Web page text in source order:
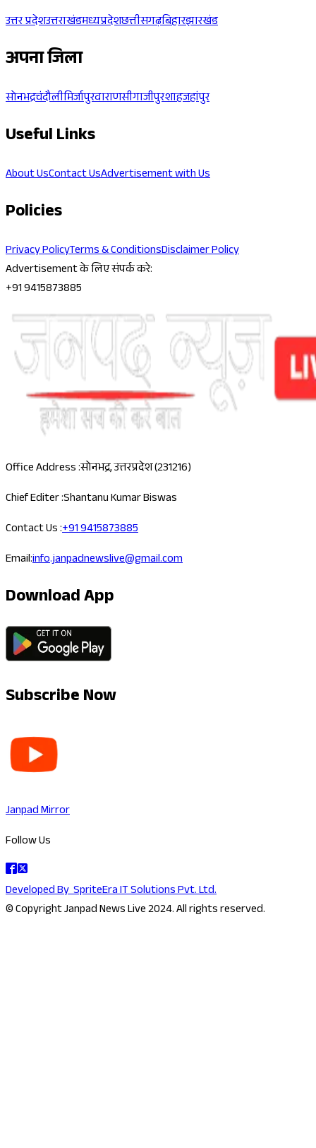
उत्तर प्रदेशउत्तराखंडमध्यप्रदेशछत्तीसगढ़बिहारझारखंड
अपना जिला
सोनभद्रचंदौलीमिर्जापुरवाराणसीगाजीपुरशाहजहांपुर
Useful Links
About UsContact UsAdvertisement with Us
Policies
Privacy PolicyTerms & ConditionsDisclaimer Policy
Advertisement के लिए संपर्क करे:
+91 9415873885
Office Address :सोनभद्र, उत्तरप्रदेश (231216)
Chief Editer :Shantanu Kumar Biswas
Contact Us :+91 9415873885
Email:info.janpadnewslive@gmail.com
Download App
Subscribe Now
Janpad Mirror
Follow Us
Developed BySpriteEra IT Solutions Pvt. Ltd.
© Copyright Janpad News Live 2024. All rights reserved.